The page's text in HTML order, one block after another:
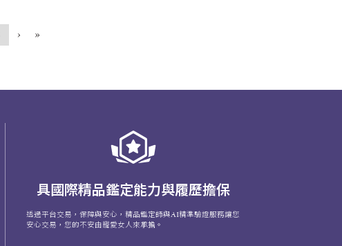
› »
具國際精品鑑定能力與履歷擔保
透過平台交易，保障與安心，精品鑑定師與AI精準驗證服務讓您
安心交易，您的不安由寵愛女人來承擔。